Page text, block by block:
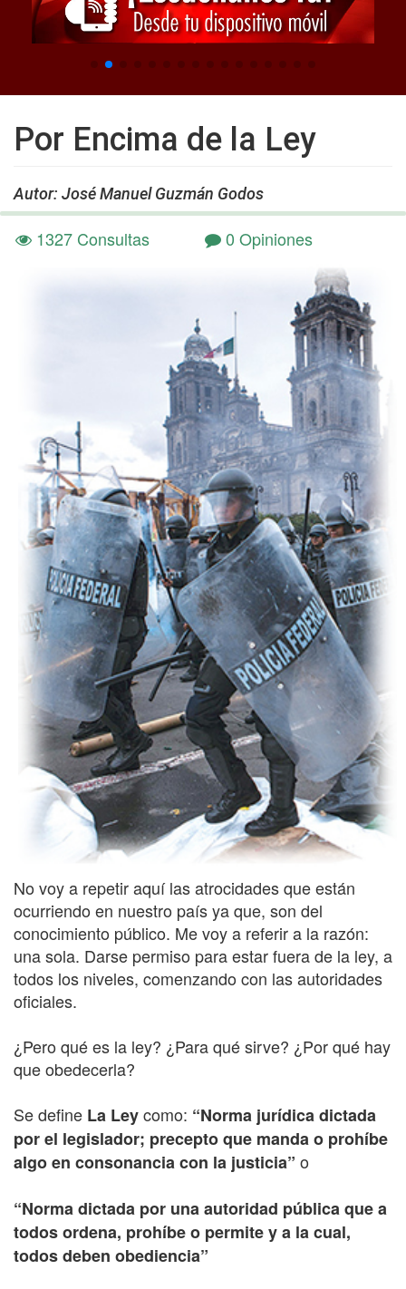
Por Encima de la Ley
Autor: José Manuel Guzmán Godos
1327 Consultas 0 Opiniones
No voy a repetir aquí las atrocidades que están
ocurriendo en nuestro país ya que, son del
conocimiento público. Me voy a referir a la razón:
una sola. Darse permiso para estar fuera de la ley, a
todos los niveles, comenzando con las autoridades
oficiales.
¿Pero qué es la ley? ¿Para qué sirve? ¿Por qué hay
que obedecerla?
Se define La Leycomo: “Norma jurídica dictada
por el legislador; precepto que manda o prohíbe
algo en consonancia con la justicia” o
“Norma dictada por una autoridad pública que a
todos ordena, prohíbe o permite y a la cual,
todos deben obediencia”